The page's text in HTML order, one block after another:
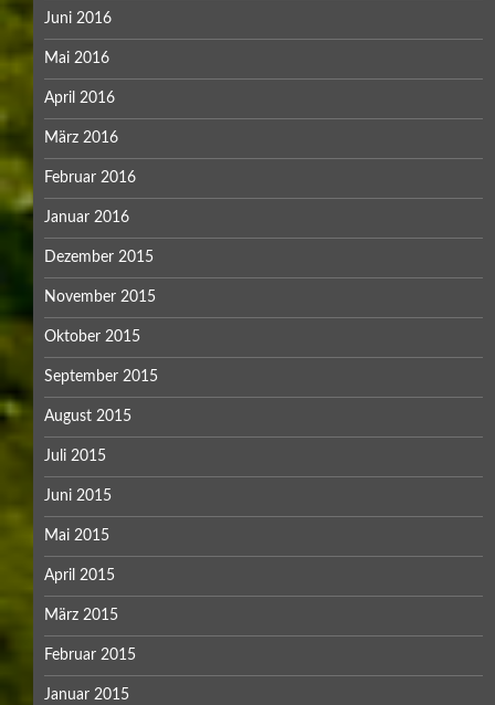
Juni 2016
Mai 2016
April 2016
März 2016
Februar 2016
Januar 2016
Dezember 2015
November 2015
Oktober 2015
September 2015
August 2015
Juli 2015
Juni 2015
Mai 2015
April 2015
März 2015
Februar 2015
Januar 2015